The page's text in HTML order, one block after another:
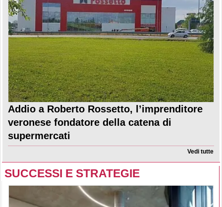
Addio a Roberto Rossetto, l’imprenditore
veronese fondatore della catena di
supermercati
Vedi tutte
SUCCESSI E STRATEGIE